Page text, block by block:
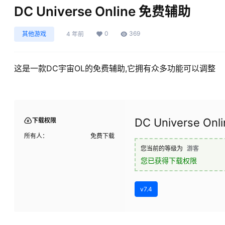
DC Universe Online 免费辅助
其他游戏 4 年前 0 369
这是一款DC宇宙OL的免费辅助,它拥有众多功能可以调整
下载权限
所有人： 免费下载
DC Universe
您当前的等级为 游客
您已获得下载权限
v7.4